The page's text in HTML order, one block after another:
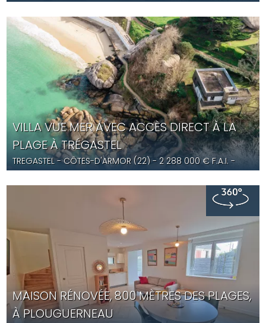
YD5620
VILLA VUE MER AVEC ACCÈS DIRECT À LA
PLAGE À TRÉGASTEL
TREGASTEL- CÔTES-D'ARMOR (22) -2 288 000€ F.A.I.-
YD5612
MAISON RÉNOVÉE, 800 MÈTRES DES PLAGES,
À PLOUGUERNEAU